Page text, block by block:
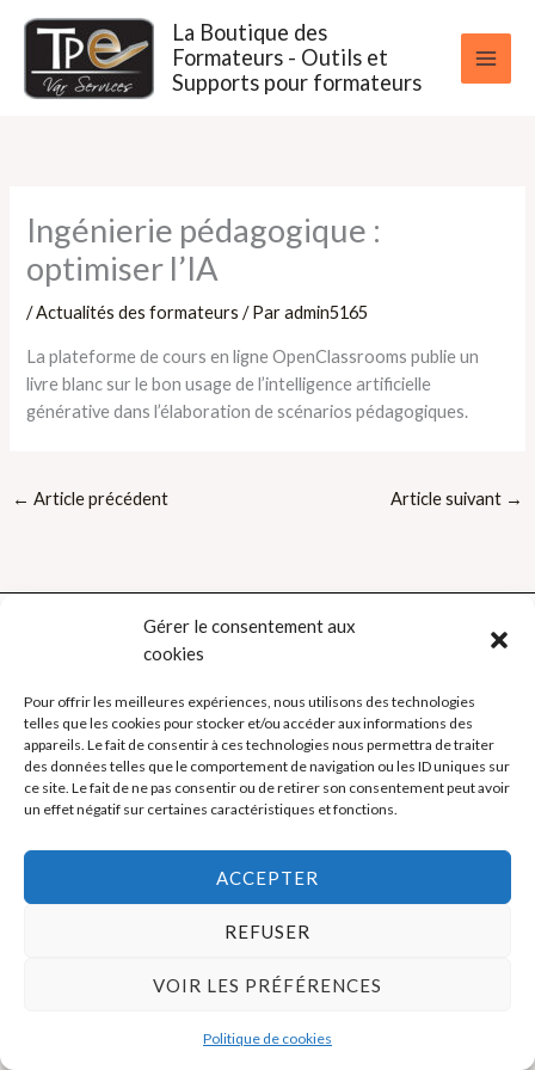
Gérer le consentement aux
cookies
Pour offrir les meilleures expériences, nous utilisons des technologies
telles que les cookies pour stocker et/ou accéder aux informations des
appareils. Le fait de consentir à ces technologies nous permettra de traiter
des données telles que le comportement de navigation ou les ID uniques sur
ce site. Le fait de ne pas consentir ou de retirer son consentement peut avoir
un effet négatif sur certaines caractéristiques et fonctions.
ACCEPTER
REFUSER
VOIR LES PRÉFÉRENCES
Politique de cookies
contenu
La Boutique des
Formateurs - Outils et
Supports pour formateurs
Ingénierie pédagogique :
optimiser l’IA
/Actualités des formateurs / Paradmin5165
La plateforme de cours en ligne OpenClassrooms publie un
livre blanc sur le bon usage de l’intelligence artificielle
générative dans l’élaboration de scénarios pédagogiques.
← Article précédent Article suivant →
Mentions légales
Copyright © 2026 La Boutique des Formateurs - Outils et Supports
pour formateurs